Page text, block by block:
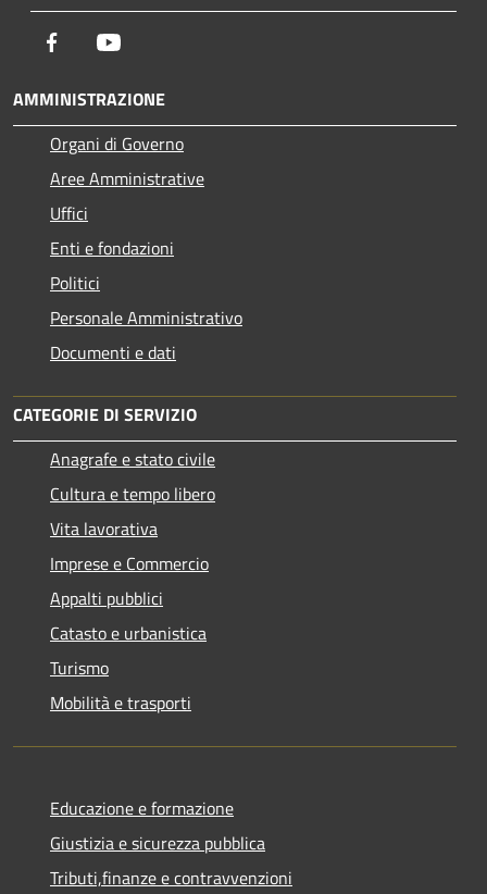
Facebook
AMMINISTRAZIONE
Organi di Governo
Aree Amministrative
Uffici
Enti e fondazioni
Politici
Personale Amministrativo
Documenti e dati
CATEGORIE DI SERVIZIO
Anagrafe e stato civile
Cultura e tempo libero
Vita lavorativa
Imprese e Commercio
Appalti pubblici
Catasto e urbanistica
Turismo
Mobilità e trasporti
Educazione e formazione
Giustizia e sicurezza pubblica
Tributi,finanze e contravvenzioni